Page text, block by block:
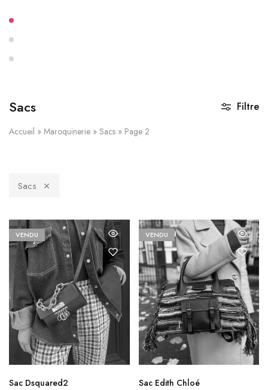
Sacs
Accueil » Maroquinerie » Sacs » Page 2
Filtre
Sacs
VENDU
Sac Dsquared2
VENDU
Sac Edith Chloé